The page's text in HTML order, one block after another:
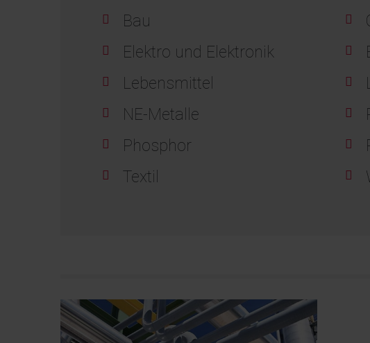
Bau
Elektro und Elektronik
Lebensmittel
NE-Metalle
Phosphor
Textil